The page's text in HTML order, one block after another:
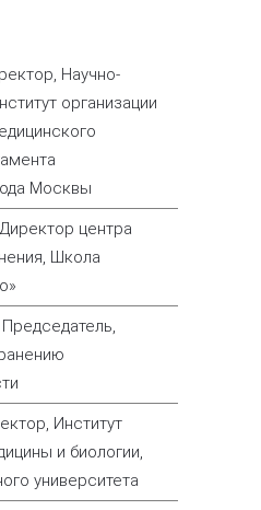
Научно-
организации
Москвы
Директор центра
Школа
Председатель,
Институт
и биологии,
университета